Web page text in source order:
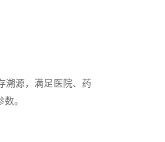
溯源，满足医院、药
。